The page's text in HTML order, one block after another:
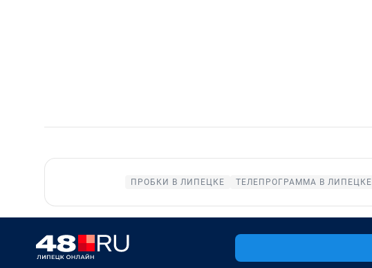
ПРОБКИ В ЛИПЕЦКЕ ТЕЛЕПРОГРАММА В ЛИПЕЦКЕ